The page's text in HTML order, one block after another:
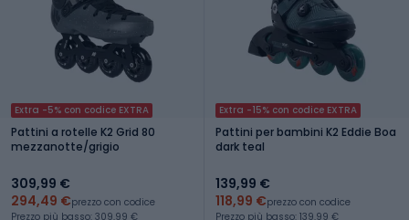
Extra -5% con codice EXTRA
Pattini a rotelle K2 Grid 80
mezzanotte/grigio
309,99 €
294,49 €prezzo con codice
Prezzo più basso: 309,99 €
Extra -15% con codice EXTRA
Pattini per bambini K2 Eddie Boa
dark teal
139,99 €
118,99 €prezzo con codice
Prezzo più basso: 139,99 €